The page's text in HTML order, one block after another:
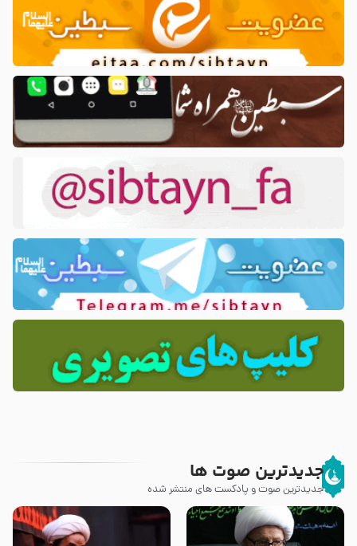
جدیدترین صوت ها
جدیدترین صوت و پادکست های منتشر شده